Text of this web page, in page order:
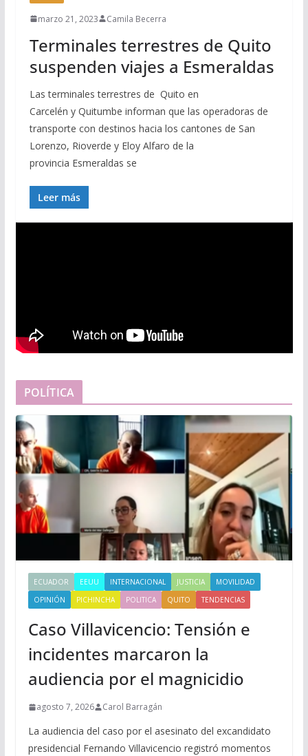
marzo 21, 2023 Camila Becerra
Terminales terrestres de Quito
suspenden viajes a Esmeraldas
Las terminales terrestres de Quito en
Carcelén y Quitumbe informan que las operadoras de
transporte con destinos hacia los cantones de San
Lorenzo, Rioverde y Eloy Alfaro de la
provincia Esmeraldas se
Leer más
POLÍTICA
ECUADOR EEUU INTERNACIONAL JUSTICIA
MOVILIDAD
OPINIÓN
PICHINCHA POLITICA QUITO TENDENCIAS
Caso Villavicencio: Tensión e
incidentes marcaron la
audiencia por el magnicidio
agosto 7, 2026 Carol Barragán
La audiencia del caso por el asesinato del excandidato
presidencial Fernando Villavicencio registró momentos